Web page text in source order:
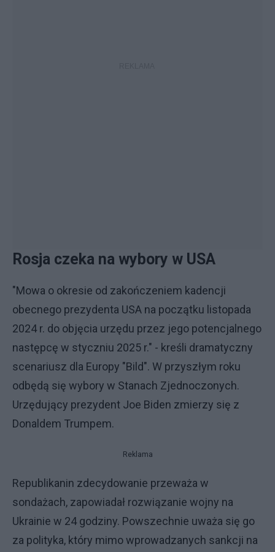
Rosja czeka na wybory w USA
"Mowa o okresie od zakończeniem kadencji
obecnego prezydenta USA na początku listopada
2024 r. do objęcia urzędu przez jego potencjalnego
następcę w styczniu 2025 r." - kreśli dramatyczny
scenariusz dla Europy "Bild". W przyszłym roku
odbędą się wybory w Stanach Zjednoczonych.
Urzędujący prezydent Joe Biden zmierzy się z
Donaldem Trumpem.
Reklama
Republikanin zdecydowanie przeważa w
sondażach, zapowiadał rozwiązanie wojny na
Ukrainie w 24 godziny. Powszechnie uważa się go
za polityka, który mimo wprowadzanych sankcji na